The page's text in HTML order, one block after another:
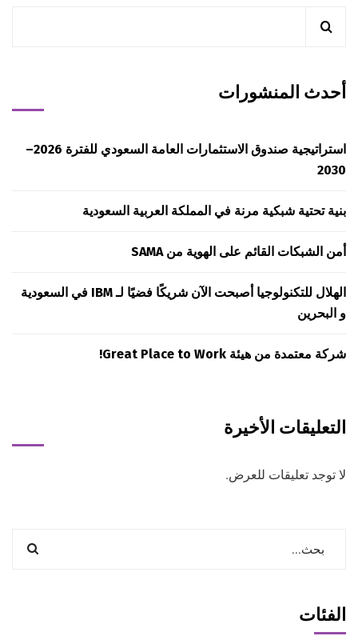
أحدث المنشورات
استراتيجية صندوق الاستثمارات العامة السعودي للفترة 2026–
2030
بنية تحتية شبكية مرنة في المملكة العربية السعودية
أمن الشبكات القائم على الهوية من SAMA
الهلال للتكنولوجيا أصبحت الآن شريكًا فضيًا لـ IBM في السعودية
و البحرين
شركة معتمدة من هيئة Great Place to Work!
التعليقات الأخيرة
لا توجد تعليقات للعرض.
الفئات